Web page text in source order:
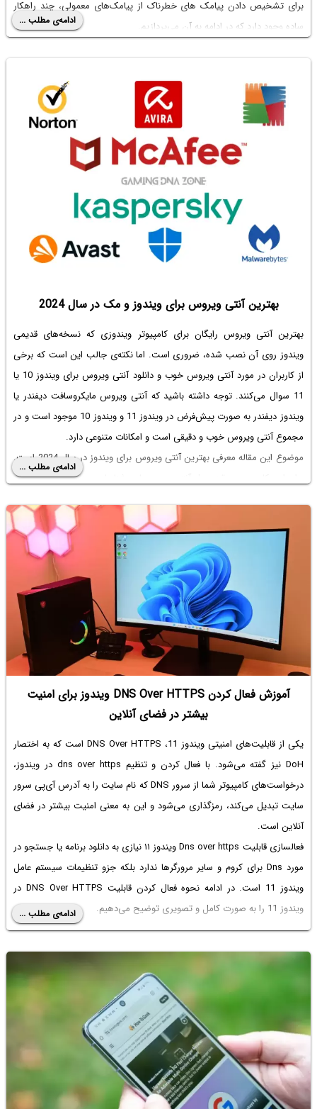
برای تشخیص دادن پیامک های خطرناک از پیامک‌های معمولی، چند راهکار
ساده وجود دارد که در ادامه به آن می‌پردازیم.
ادامه‌ی مطلب ...
بهترین آنتی ویروس برای ویندوز و مک در سال 2024
بهترین آنتی ویروس رایگان برای کامپیوتر ویندوزی که نسخه‌های قدیمی
ویندوز روی آن نصب شده، ضروری است. اما نکته‌ی جالب این است که برخی
از کاربران در مورد آنتی ویروس خوب ودانلود آنتی ویروس برای ویندوز 10
یا
11 سوال می‌کنند. توجه داشته باشید که آنتی ویروس مایکروسافت دیفندر یا
ویندوز دیفندر به صورت پیش‌فرض در ویندوز 11 و ویندوز 10 موجود است و در
مجموع آنتی ویروس خوب و دقیقی است و امکانات متنوعی دارد.
موضوع این مقاله معرفی بهترین آنتی ویروس برای ویندوز در سال 2024 است.
برای این کار بررسی دقت عمل آنتی‌ویروس‌ها در شناسایی هزاران ویروس جدید
آنتی‌ویروس، ضروری است. با ما باشید تا ببینیم کدام آنتی ویروس در سال
2024 برای ویندوز مناسب‌تر است.
ادامه‌ی مطلب ...
آموزش فعال کردن DNS Over HTTPS ویندوز برای امنیت
بیشتر در فضای آنلاین
یکی از قابلیت‌های امنیتی ویندوز 11، DNS Over HTTPS است که به اختصار
DoH نیز گفته می‌شود. با فعال کردن و
تنظیم dns over https
در ویندوز،
درخواست‌های کامپیوتر شما از سرور DNS که نام سایت را به آدرس آی‌پی سرور
سایت تبدیل می‌کند، رمزگذاری می‌شود و این به معنی امنیت بیشتر در فضای
آنلاین است.
فعالسازی قابلیت Dns over https ویندوز
۱۱ نیازی به دانلود برنامه یا جستجو در
مورد Dns برای کروم
و سایر مرورگرها ندارد بلکه جزو تنظیمات سیستم عامل
ویندوز 11 است. در ادامه نحوه فعال کردن قابلیت DNS Over HTTPS در
ویندوز 11 را به صورت کامل و تصویری توضیح می‌دهیم.
ادامه‌ی مطلب ...